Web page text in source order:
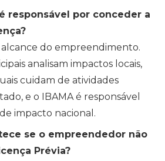
responsável por conceder a
do empreendimento.
analisam impactos locais,
cuidam de atividades
e o IBAMA é responsável
impacto nacional.
se o empreendedor não
Prévia?